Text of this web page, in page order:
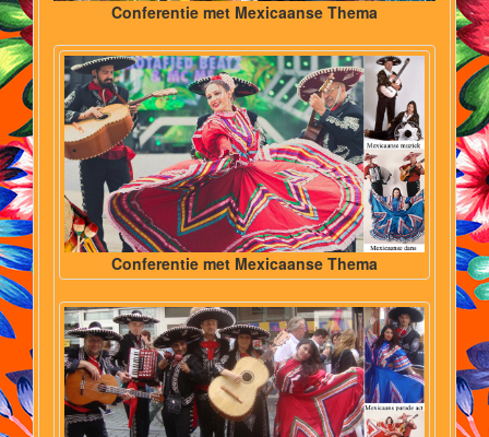
Conferentie met Mexicaanse Thema
Conferentie met Mexicaanse Thema